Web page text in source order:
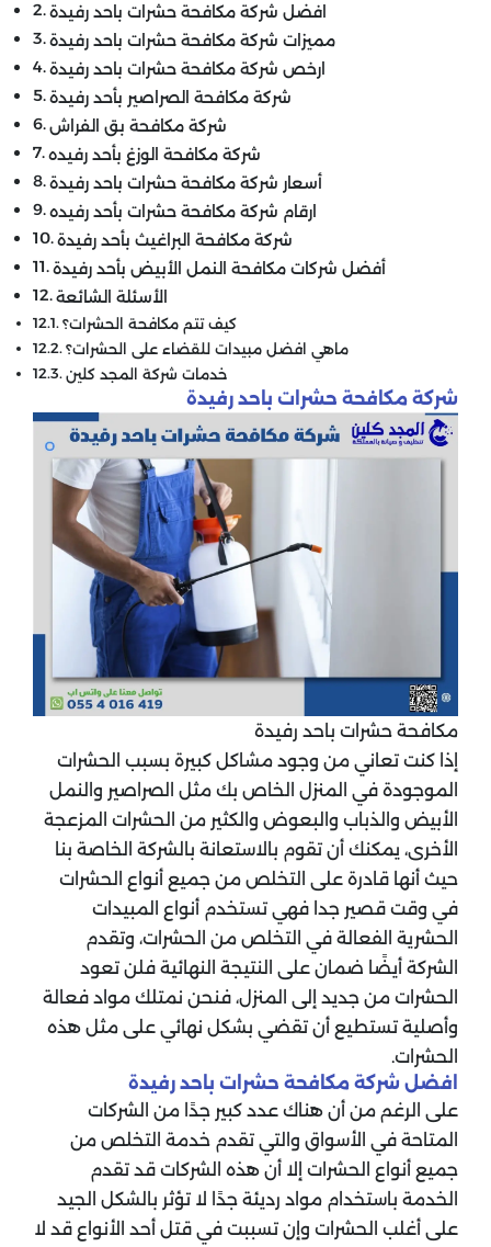
‏افضل شركة مكافحة حشرات باحد رفيدة
‏مميزات شركة مكافحة حشرات باحد رفيدة
‏ارخص شركة مكافحة حشرات باحد رفيدة
‏شركة مكافحة الصراصير بأحد رفيدة
‏شركة مكافحة بق الفراش
‏شركة مكافحة الوزغ بأحد رفيده
‏أسعار شركة مكافحة حشرات باحد رفيدة
ارقام شركة مكافحة حشرات بأحد رفيده
شركة مكافحة البراغيث بأحد رفيدة
‏أفضل شركات مكافحة النمل الأبيض بأحد رفيدة
‏الأسئلة الشائعة
‏كيف تتم مكافحة الحشرات؟
ماهي افضل مبيدات للقضاء على الحشرات؟
خدمات شركة المجد كلين
شركة مكافحة حشرات باحد رفيدة
مكافحة حشرات باحد رفيدة
‏إذا كنت تعاني من وجود مشاكل كبيرة بسبب الحشرات
الموجودة في المنزل الخاص بك مثل الصراصير والنمل
الأبيض والذباب والبعوض والكثير من الحشرات المزعجة
الأخرى، يمكنك أن تقوم بالاستعانة بالشركة الخاصة بنا
حيث أنها قادرة على التخلص من جميع أنواع الحشرات
في وقت قصير جدا فهي تستخدم أنواع المبيدات
الحشرية الفعالة في التخلص من الحشرات، وتقدم
الشركة أيضًا ضمان على النتيجة النهائية فلن تعود
الحشرات من جديد إلى المنزل، فنحن نمتلك مواد فعالة
وأصلية تستطيع أن تقضي بشكل نهائي على مثل هذه
الحشرات.
‏افضل شركة مكافحة حشرات باحد رفيدة
‏على الرغم من أن هناك عدد كبير جدًا من الشركات
المتاحة في الأسواق والتي تقدم خدمة التخلص من
جميع أنواع الحشرات إلا أن هذه الشركات قد تقدم
الخدمة باستخدام مواد رديئة جدًا لا تؤثر بالشكل الجيد
على أغلب الحشرات وإن تسببت في قتل أحد الأنواع قد لا